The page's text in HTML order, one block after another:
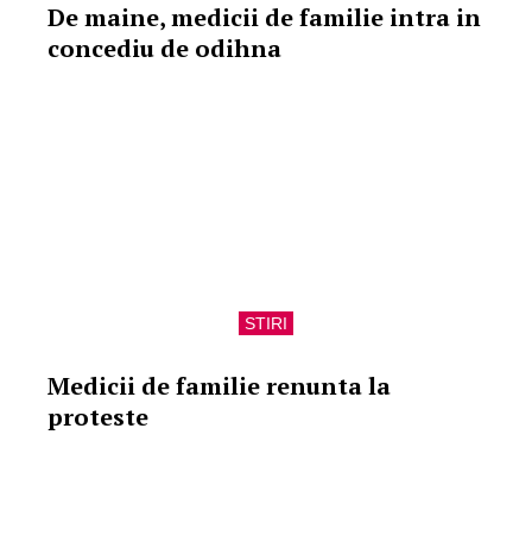
De maine, medicii de familie intra in
concediu de odihna
STIRI
Medicii de familie renunta la
proteste